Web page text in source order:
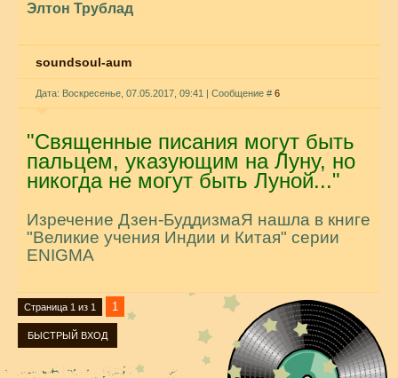
Элтон Трублад
soundsoul-aum
Дата: Воскресенье, 07.05.2017, 09:41 | Сообщение # 6
"Священные писания могут быть
пальцем, указующим на Луну, но
никогда не могут быть Луной..."
Изречение Дзен-БуддизмаЯ нашла в книге
"Великие учения Индии и Китая" серии
ENIGMA
Страница 1 из 1 1